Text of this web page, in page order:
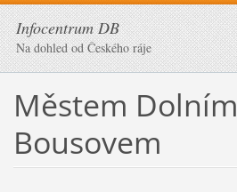
Infocentrum DB
Na dohled od Českého ráje
Městem Dolním
Bousovem